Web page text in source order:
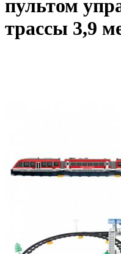
пультом
трассы 3,9